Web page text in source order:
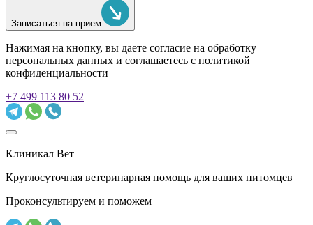
Записаться на прием
Нажимая на кнопку, вы даете согласие на обработку
персональных данных и соглашаетесь c политикой
конфиденциальности
+7 499 113 80 52
Клиникал Вет
Круглосуточная ветеринарная помощь для ваших питомцев
Проконсультируем и поможем